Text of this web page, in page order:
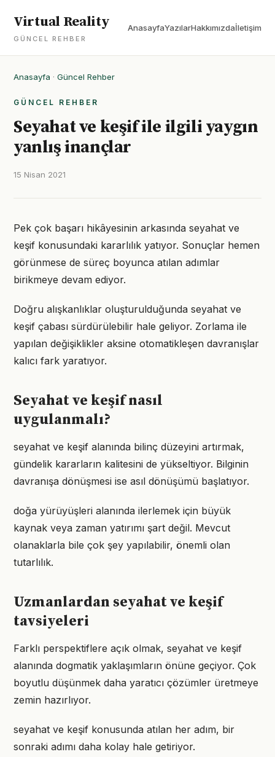
Virtual Reality
GÜNCEL REHBER
AnasayfaYazılarHakkımızdaİletişim
Anasayfa · Güncel Rehber
GÜNCEL REHBER
Seyahat ve keşif ile ilgili yaygın
yanlış inançlar
15 Nisan 2021
Pek çok başarı hikâyesinin arkasında seyahat ve
keşif konusundaki kararlılık yatıyor. Sonuçlar hemen
görünmese de süreç boyunca atılan adımlar
birikmeye devam ediyor.
Doğru alışkanlıklar oluşturulduğunda seyahat ve
keşif çabası sürdürülebilir hale geliyor. Zorlama ile
yapılan değişiklikler aksine otomatikleşen davranışlar
kalıcı fark yaratıyor.
Seyahat ve keşif nasıl
uygulanmalı?
seyahat ve keşif alanında bilinç düzeyini artırmak,
gündelik kararların kalitesini de yükseltiyor. Bilginin
davranışa dönüşmesi ise asıl dönüşümü başlatıyor.
doğa yürüyüşleri alanında ilerlemek için büyük
kaynak veya zaman yatırımı şart değil. Mevcut
olanaklarla bile çok şey yapılabilir, önemli olan
tutarlılık.
Uzmanlardan seyahat ve keşif
tavsiyeleri
Farklı perspektiflere açık olmak, seyahat ve keşif
alanında dogmatik yaklaşımların önüne geçiyor. Çok
boyutlu düşünmek daha yaratıcı çözümler üretmeye
zemin hazırlıyor.
seyahat ve keşif konusunda atılan her adım, bir
sonraki adımı daha kolay hale getiriyor.